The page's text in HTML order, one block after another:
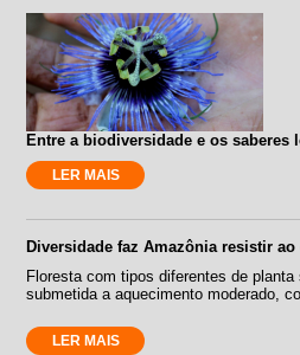
Entre a biodiversidade e os saberes
LER MAIS
Diversidade faz Amazônia resistir
Floresta com tipos diferentes de
submetida a aquecimento moderado,
LER MAIS